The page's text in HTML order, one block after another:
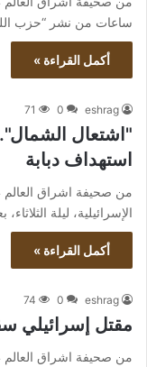
ساعات من نشر “حزب
أكمل القراءة »
eshrag
0
71
"اشتعال
استهداف دبابة
الإسرائيلية، ليلة
أكمل القراءة »
eshrag
0
74
مقتل إسرائيلي